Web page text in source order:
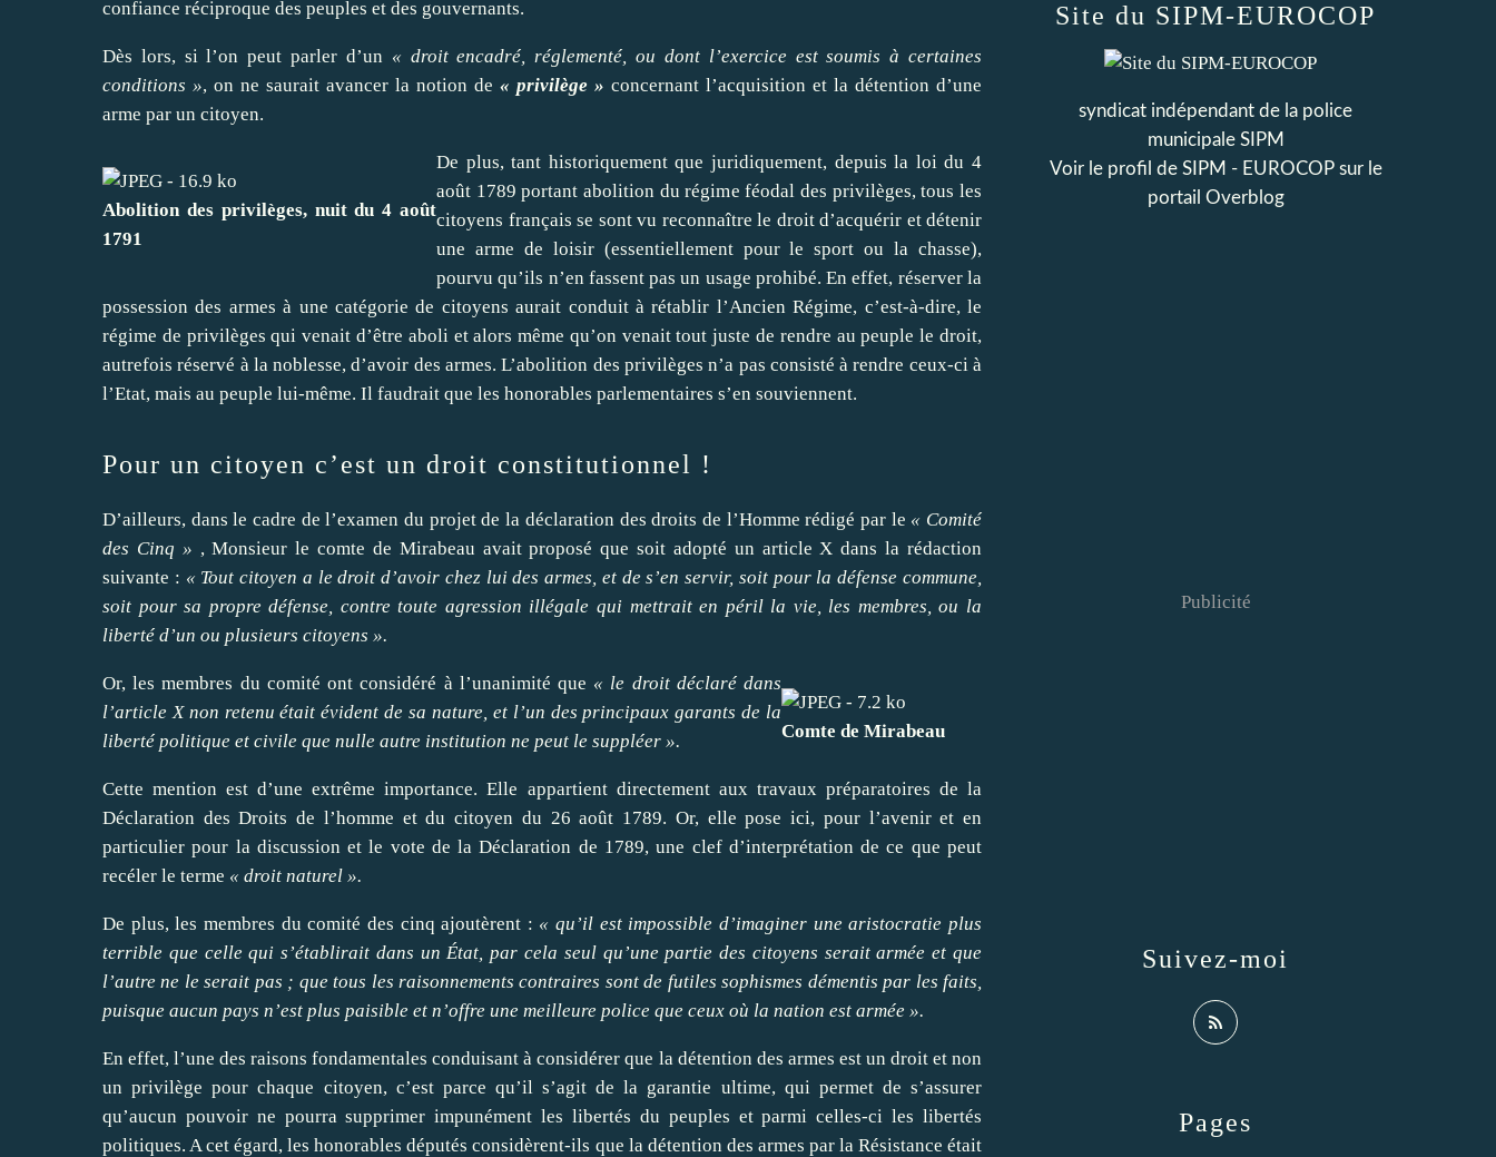
confiance réciproque des peuples et des gouvernants.
Dès lors, si l’on peut parler d’un « droit encadré, réglementé, ou dont l’exercice est soumis à certaines
conditions », on ne saurait avancer la notion de « privilège » concernant l’acquisition et la détention d’une
arme par un citoyen.
Abolition des privilèges, nuit du 4 août
1791
De plus, tant historiquement que juridiquement, depuis la loi du 4
août 1789 portant abolition du régime féodal des privilèges, tous les
citoyens français se sont vu reconnaître le droit d’acquérir et détenir
une arme de loisir (essentiellement pour le sport ou la chasse),
pourvu qu’ils n’en fassent pas un usage prohibé. En effet, réserver la
possession des armes à une catégorie de citoyens aurait conduit à rétablir l’Ancien Régime, c’est-à-dire, le
régime de privilèges qui venait d’être aboli et alors même qu’on venait tout juste de rendre au peuple le droit,
autrefois réservé à la noblesse, d’avoir des armes. L’abolition des privilèges n’a pas consisté à rendre ceux-ci à
l’Etat, mais au peuple lui-même. Il faudrait que les honorables parlementaires s’en souviennent.
Pour un citoyen c’est un droit constitutionnel !
D’ailleurs, dans le cadre de l’examen du projet de la déclaration des droits de l’Homme rédigé par le « Comité
des Cinq » , Monsieur le comte de Mirabeau avait proposé que soit adopté un article X dans la rédaction
suivante : « Tout citoyen a le droit d’avoir chez lui des armes, et de s’en servir, soit pour la défense commune,
soit pour sa propre défense, contre toute agression illégale qui mettrait en péril la vie, les membres, ou la
liberté d’un ou plusieurs citoyens ».
Comte de Mirabeau
Or, les membres du comité ont considéré à l’unanimité que « le droit déclaré dans
l’article X non retenu était évident de sa nature, et l’un des principaux garants de la
liberté politique et civile que nulle autre institution ne peut le suppléer ».
Cette mention est d’une extrême importance. Elle appartient directement aux travaux préparatoires de la
Déclaration des Droits de l’homme et du citoyen du 26 août 1789. Or, elle pose ici, pour l’avenir et en
particulier pour la discussion et le vote de la Déclaration de 1789, une clef d’interprétation de ce que peut
recéler le terme « droit naturel ».
De plus, les membres du comité des cinq ajoutèrent : « qu’il est impossible d’imaginer une aristocratie plus
terrible que celle qui s’établirait dans un État, par cela seul qu’une partie des citoyens serait armée et que
l’autre ne le serait pas ; que tous les raisonnements contraires sont de futiles sophismes démentis par les faits,
puisque aucun pays n’est plus paisible et n’offre une meilleure police que ceux où la nation est armée ».
En effet, l’une des raisons fondamentales conduisant à considérer que la détention des armes est un droit et non
un privilège pour chaque citoyen, c’est parce qu’il s’agit de la garantie ultime, qui permet de s’assurer
qu’aucun pouvoir ne pourra supprimer impunément les libertés du peuples et parmi celles-ci les libertés
politiques. A cet égard, les honorables députés considèrent-ils que la détention des armes par la Résistance était
Pages
Site du SIPM-EUROCOP
syndicat indépendant de la police
municipale SIPM
Voir le profil de SIPM - EUROCOPsur le
portail Overblog
Suivez-moi
Publicité